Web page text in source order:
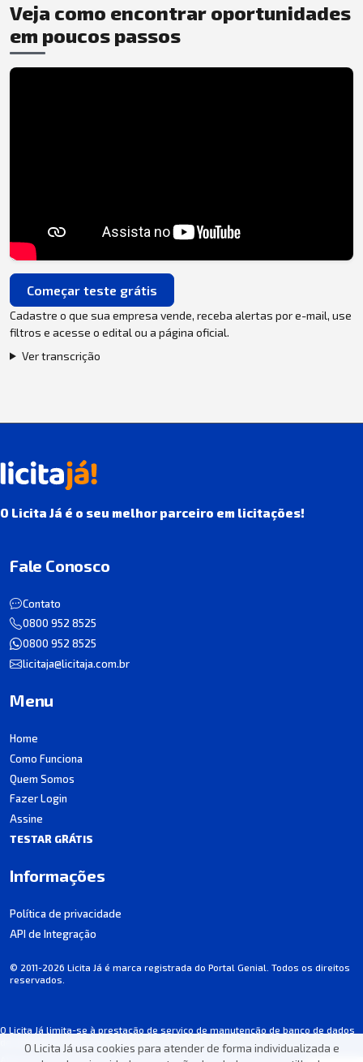
O Licita Já usa cookies para atender de forma individualizada e
Veja como encontrar oportunidades
em poucos passos
Começar teste grátis
Cadastre o que sua empresa vende, receba alertas por e-mail, use
filtros e acesse o edital ou a página oficial.
Ver transcrição
O Licita Já é o seu melhor parceiro em licitações!
O Licita Já limita-se à prestação de serviço de manutenção de banco de dados
de licitações, não participando dos processos.
Fale Conosco
Contato
0800 952 8525
0800 952 8525
licitaja@licitaja.com.br
Menu
Home
Como Funciona
Quem Somos
Fazer Login
Assine
TESTAR GRÁTIS
Informações
Política de privacidade
API de Integração
© 2011-2026 Licita Já é marca registrada do Portal Genial. Todos os direitos
reservados.